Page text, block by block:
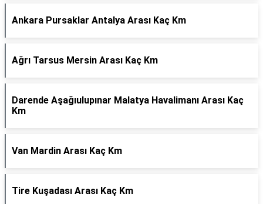
Ankara Pursaklar Antalya Arası Kaç Km
Ağrı Tarsus Mersin Arası Kaç Km
Darende Aşağıulupınar Malatya Havalimanı Arası Kaç
Km
Van Mardin Arası Kaç Km
Tire Kuşadası Arası Kaç Km